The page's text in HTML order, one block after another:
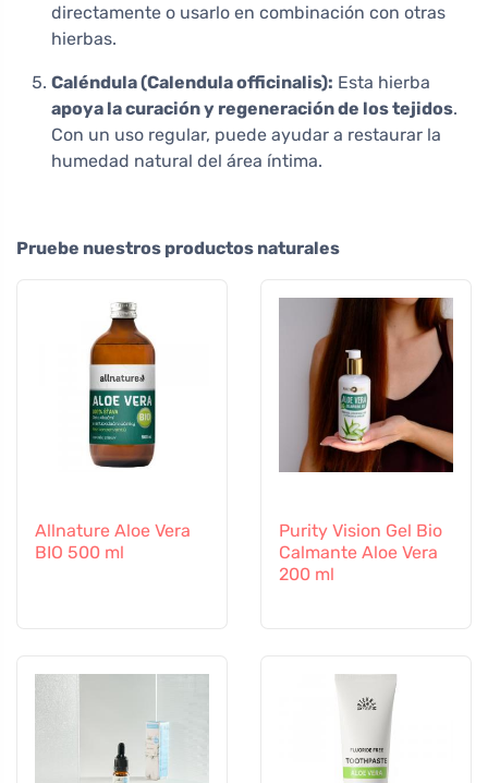
directamente o usarlo en combinación con otras
hierbas.
Caléndula (Calendula officinalis): Esta hierba
apoya la curación y regeneración de los tejidos.
Con un uso regular, puede ayudar a restaurar la
humedad natural del área íntima.
Pruebe nuestros productos naturales
Allnature Aloe Vera
BIO 500 ml
Purity Vision Gel Bio
Calmante Aloe Vera
200 ml